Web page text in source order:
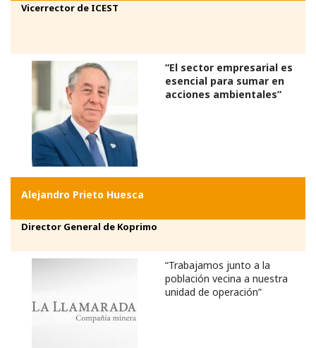
Vicerrector de ICEST
“El sector empresarial es
esencial para sumar en
acciones ambientales”
Alejandro Prieto Huesca
Director General de Koprimo
“Trabajamos junto a la
población vecina a nuestra
unidad de operación”